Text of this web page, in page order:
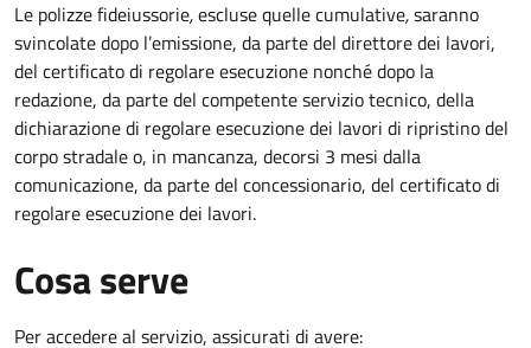
Le polizze fideiussorie,escluse quelle cumulative,saranno
svincolate dopo l’emissione, da parte del direttore dei lavori,
del certificato di regolare esecuzione nonché dopo la
redazione, da parte del competente servizio tecnico, della
dichiarazione di regolare esecuzione dei lavori di ripristino del
corpo stradale o, in mancanza, decorsi 3 mesi dalla
comunicazione, da parte del concessionario, del certificato di
regolare esecuzione dei lavori.
Cosa serve
Per accedere al servizio, assicurati di avere: